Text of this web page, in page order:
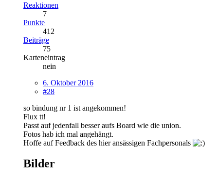
Reaktionen
7
Punkte
412
Beiträge
75
Karteneintrag
nein
6. Oktober 2016
#28
so bindung nr 1 ist angekommen!
Flux tt!
Passt auf jedenfall besser aufs Board wie die union.
Fotos hab ich mal angehängt.
Hoffe auf Feedback des hier ansässigen Fachpersonals
Bilder